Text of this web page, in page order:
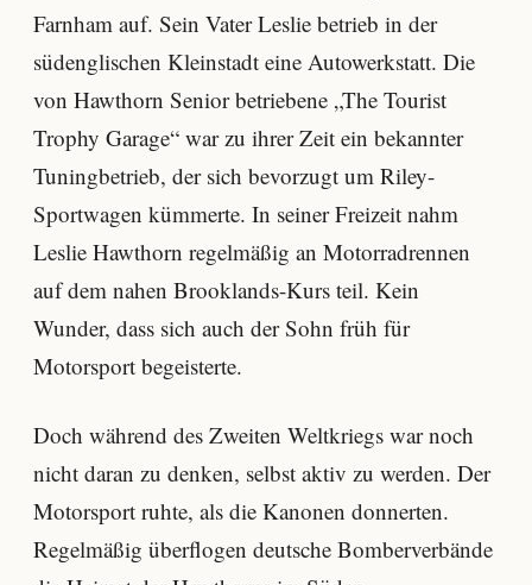
Farnham auf. Sein Vater Leslie betrieb in der
südenglischen Kleinstadt eine Autowerkstatt. Die
von Hawthorn Senior betriebene „The Tourist
Trophy Garage“ war zu ihrer Zeit ein bekannter
Tuningbetrieb, der sich bevorzugt um Riley-
Sportwagen kümmerte. In seiner Freizeit nahm
Leslie Hawthorn regelmäßig an Motorradrennen
auf dem nahen Brooklands-Kurs teil. Kein
Wunder, dass sich auch der Sohn früh für
Motorsport begeisterte.
Doch während des Zweiten Weltkriegs war noch
nicht daran zu denken, selbst aktiv zu werden. Der
Motorsport ruhte, als die Kanonen donnerten.
Regelmäßig überflogen deutsche Bomberverbände